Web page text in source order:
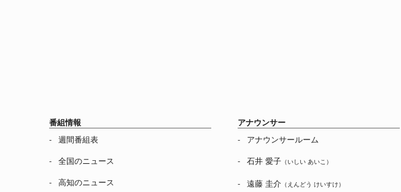
番組情報
週間番組表
全国のニュース
高知のニュース
アナウンサー
アナウンサールーム
石井 愛子（いしい あいこ）
遠藤 圭介（えんどう けいすけ）